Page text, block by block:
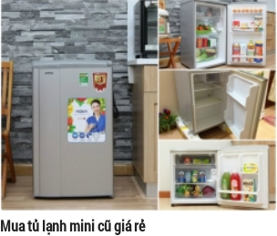
Mua tủ lạnh mini cũ giá rẻ